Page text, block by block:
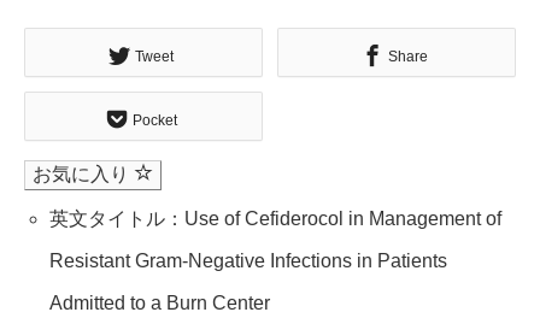
Tweet Share
Pocket
お気に入り
英文タイトル：Use of Cefiderocol in Management of
Resistant Gram-Negative Infections in Patients
Admitted to a Burn Center